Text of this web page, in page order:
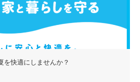
を快適にしませんか？